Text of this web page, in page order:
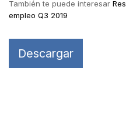
También te puede interesar
empleo Q3 2019
Descargar